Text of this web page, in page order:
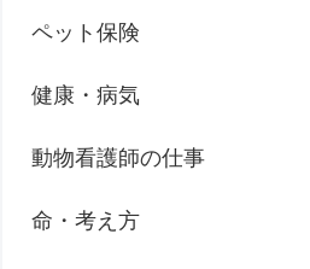
ペット保険
健康・病気
動物看護師の仕事
命・考え方